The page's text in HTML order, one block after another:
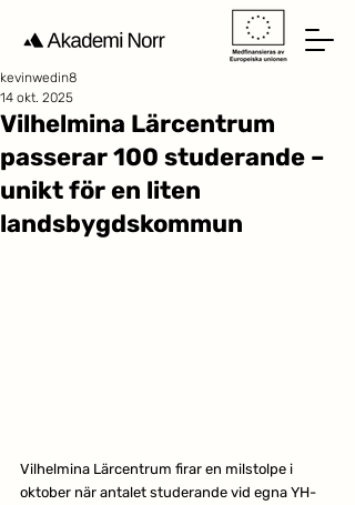
Vilhelmina Lärcentrum
passerar 100 studerande –
unikt för en liten
landsbygdskommun
kevinwedin8
14 okt. 2025
Vilhelmina Lärcentrum firar en milstolpe i
oktober när antalet studerande vid egna YH-